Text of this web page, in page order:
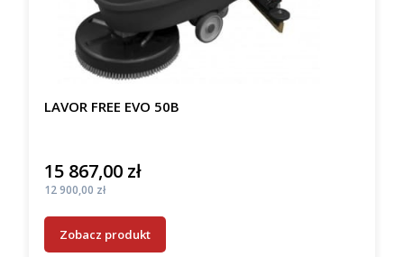
LAVOR FREE EVO 50B
Cena
15 867,00 zł
Cena
12 900,00 zł
Zobacz produkt